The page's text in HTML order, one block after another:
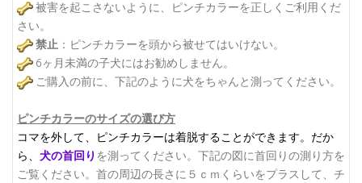
被害を起こさないように、ピンチカラーを正しくご利用くだ
さい。
禁止 ：ピンチカラーを頭から被せてはいけない。
6ヶ月未満の子犬にはお勧めしません。
ご購入の前に、下記のように犬をちゃんと測ってください。
ピンチカラーのサイズの選び方
コマを外して、ピンチカラーは着脱することができます。 だか
ら、 犬の首回り を測ってください。下記の図に首回りの測り方を
ご覧ください。 首の周辺の長さに５ｃｍくらいをプラスして、チ